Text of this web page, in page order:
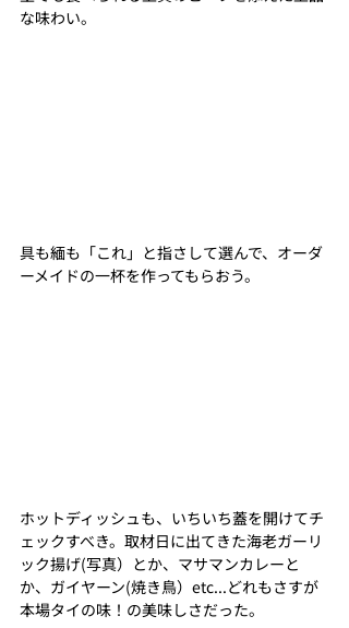
な味わい。
具も緬も「これ」と指さして選んで、オーダ
ーメイドの一杯を作ってもらおう。
ホットディッシュも、いちいち蓋を開けてチ
ェックすべき。取材日に出てきた海老ガーリ
ック揚げ(写真）とか、マサマンカレーと
か、ガイヤーン(焼き鳥）etc...どれもさすが
本場タイの味！の美味しさだった。